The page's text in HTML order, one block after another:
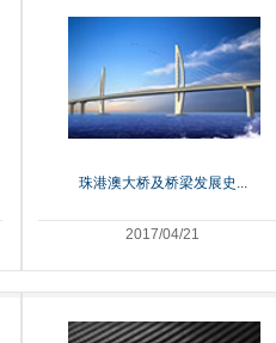
珠港澳大桥及桥梁发展史...
2017/04/21